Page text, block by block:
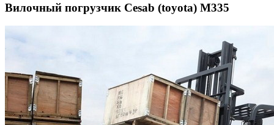
Вилочный погрузчик Cesab (toyota) М335